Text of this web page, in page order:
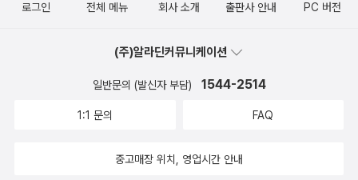
로그인 전체 메뉴 회사 소개 출판사 안내 PC 버전
(주)알라딘커뮤니케이션
일반문의 (발신자 부담) 1544-2514
1:1 문의 FAQ
중고매장 위치, 영업시간 안내